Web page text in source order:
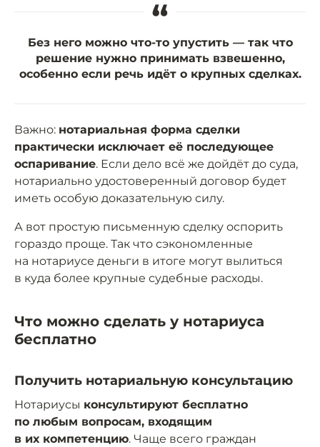
“
Без него можно что-то упустить — так что
решение нужно принимать взвешенно,
особенно если речь идёт о крупных сделках.
Важно: нотариальная форма сделки
практически исключает её последующее
оспаривание. Если дело всё же дойдёт до суда,
нотариально удостоверенный договор будет
иметь особую доказательную силу.
А вот простую письменную сделку оспорить
гораздо проще. Так что сэкономленные
на нотариусе деньги в итоге могут вылиться
в куда более крупные судебные расходы.
Что можно сделать у нотариуса
бесплатно
Получить нотариальную консультацию
Нотариусы консультируют бесплатно
по любым вопросам, входящим
в их компетенцию. Чаще всего граждан